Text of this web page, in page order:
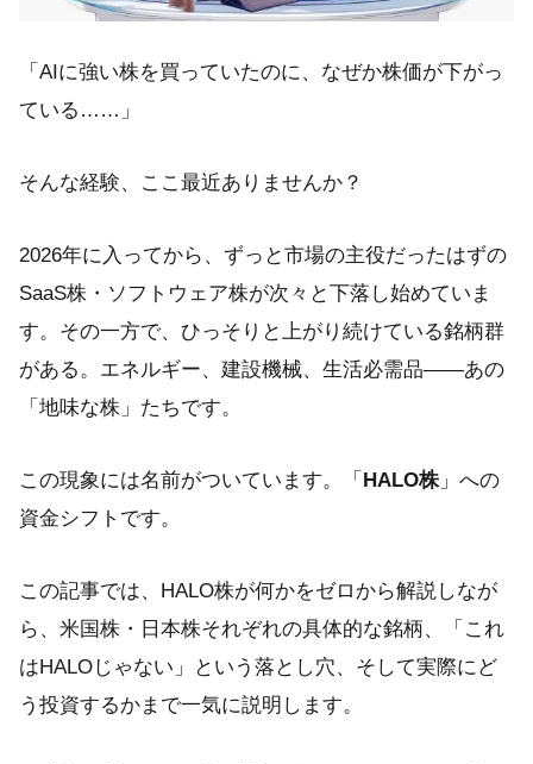
「AIに強い株を買っていたのに、なぜか株価が下がっ
ている……」
そんな経験、ここ最近ありませんか？
2026年に入ってから、ずっと市場の主役だったはずの
SaaS株・ソフトウェア株が次々と下落し始めていま
す。その一方で、ひっそりと上がり続けている銘柄群
がある。エネルギー、建設機械、生活必需品——あの
「地味な株」たちです。
この現象には名前がついています。「 HALO株」への
資金シフトです。
この記事では、HALO株が何かをゼロから解説しなが
ら、米国株・日本株それぞれの具体的な銘柄、「これ
はHALOじゃない」という落とし穴、そして実際にど
う投資するかまで一気に説明します。